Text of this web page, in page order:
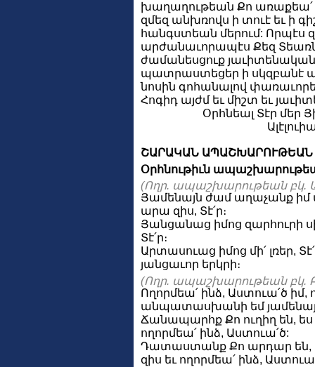
խաղաղութեան Քո առաքեա՛
զմեզ անխռովս ի տուէ եւ ի
հանգստեան մերում: Որպէս
արժանաւորապէս Քեզ
ժամանեսցուք
պատրաստեցեր ի սկզբանէ
նոսին գոհանալով
Հոգիդ այժմ եւ միշտ եւ
Օրհնեալ Տէր մեր
ՇԱՐԱԿԱՆ ԱՊԱՇԽԱՐՈՒԹԵԱՆ
Օրհնութիւն
(Ողր. ապաշխարութեան բկ.
Յամենայն ժամ աղաչանք իմ
արա զիս, Տէ՛ր։
Յանցանաց իմոց զարհուրի
Տէ՛ր։
Արտասուաց իմոց մի՛ լռեր,
յանցաւոր երկրի։
(Ողր. ապաշխարութեան բկ.
Ողորմեա՛ ինձ, Աստուա՛ծ իմ,
անպատասխանի եմ
Ճանապարհք Քո ուղիղ են, ես
ողորմեա՛ ինձ, Աստուա՛ծ:
Դատաստանք Քո արդար են,
զիս եւ ողորմեա՛ ինձ,